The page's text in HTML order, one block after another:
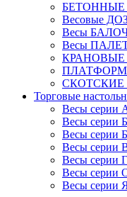
БЕТОННЫЕ
Весовые
Весы
Весы
КРАНОВЫЕ
СКОТСКИЕ
Торговые
Весы серии
Весы серии
Весы серии
Весы серии
Весы серии
Весы серии
Весы серии